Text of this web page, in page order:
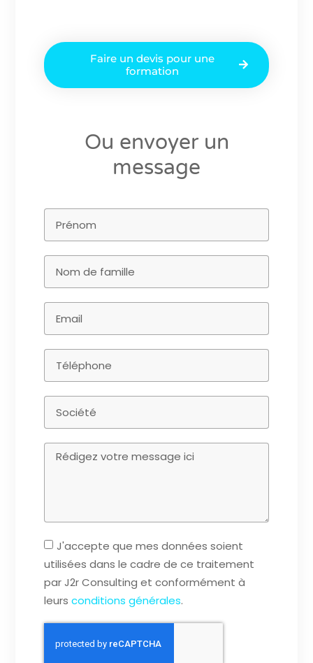
Faire un devis pour une
formation
Ou envoyer un
message
J'accepte que mes données soient
utilisées dans le cadre de ce traitement
par J2r Consulting et conformément à
leurs conditions générales.